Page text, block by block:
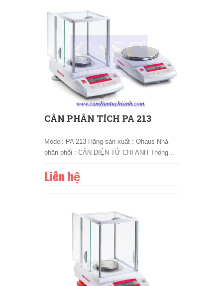
CÂN PHÂN TÍCH PA 213
Model: PA 213 Hãng sản xuất : Ohaus Nhà
phân phối : CÂN ĐIỆN TỬ CHI ANH Thông...
Liên hệ